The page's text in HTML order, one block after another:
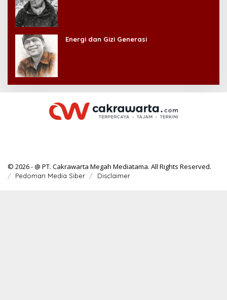
Energi dan Gizi Generasi
© 2026 - @ PT. Cakrawarta Megah Mediatama. All Rights Reserved.
Pedoman Media Siber Disclaimer